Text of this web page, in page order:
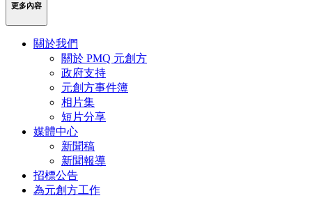
更多內容
關於我們
關於 PMQ 元創方
政府支持
元創方事件簿
相片集
短片分享
媒體中心
新聞稿
新聞報導
招標公告
為元創方工作